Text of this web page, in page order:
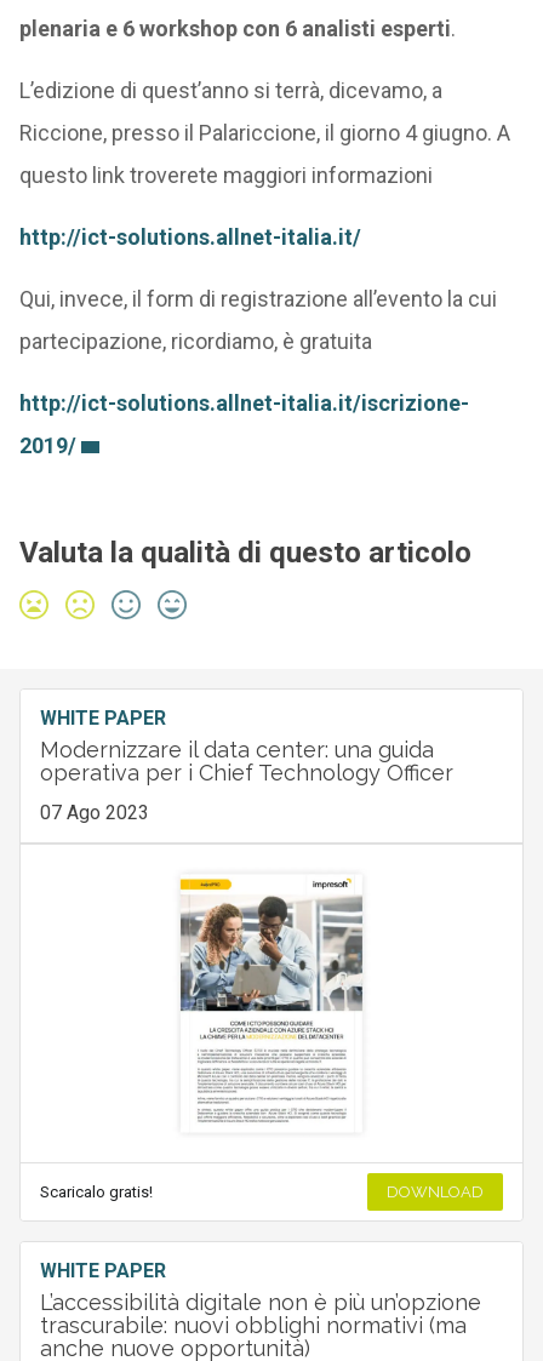
plenaria e 6 workshop con 6 analisti esperti.
L’edizione di quest’anno si terrà, dicevamo, a
Riccione, presso il Palariccione, il giorno 4 giugno. A
questo link troverete maggiori informazioni
http://ict-solutions.allnet-italia.it/
Qui, invece, il form di registrazione all’evento la cui
partecipazione, ricordiamo, è gratuita
http://ict-solutions.allnet-italia.it/iscrizione-
2019/
Valuta la qualità di questo articolo
WHITE PAPER
Modernizzare il data center: una guida
operativa per i Chief Technology Officer
07 Ago 2023
Scaricalo gratis! DOWNLOAD
WHITE PAPER
L’accessibilità digitale non è più un’opzione
trascurabile: nuovi obblighi normativi (ma
anche nuove opportunità)